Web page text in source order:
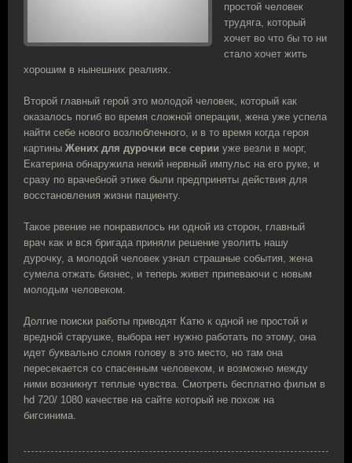
простой человек
трудяга, который
хочет во что бы то ни
стало хочет жить
хорошим в нынешних реалиях.
Второй главный герой это молодой человек, который как
оказалось погиб во время сложной операции, жена уже успела
найти себе нового возлюбленного, и в то время когда героя
картины Жених для дурочки все серии уже везли в морг,
Екатерина обнаружила некий нервный импульс на его руке, и
сразу по врачебной этике были предприняты действия для
восстановления жизни пациенту.
Такое рвение не понравилось ни одной из сторон, главный
врач как и вся бригада приняли решение уволить нашу
дурочку, а молодой человек узнал страшные события, жена
сумела отжать бизнес, и теперь живет припеваючи с новым
молодым человеком.
Долгие поиски работы приводят Катю к одной не простой и
вредной старушке, выбора нет нужно работать по этому, она
идет буквально сломя голову в это место, но там она
пересекается со спасенным человеком, и возможно между
ними возникнут теплые чувства. Смотреть бесплатно фильм в
hd 720/ 1080 качестве на сайте который не похож на
бигсинима.